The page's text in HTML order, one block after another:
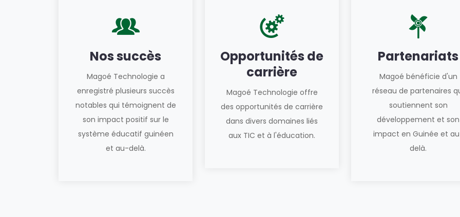
Nos succès
Magoé Technologie a
enregistré plusieurs succès
notables qui témoignent de
son impact positif sur le
système éducatif guinéen
et au-delà.
Opportunités de
carrière
Magoé Technologie offre
des opportunités de carrière
dans divers domaines liés
aux TIC et à l'éducation.
Partenariats
Magoé bénéficie d'un
réseau de partenaires
soutiennent son
développement et son
impact en Guinée et
delà.